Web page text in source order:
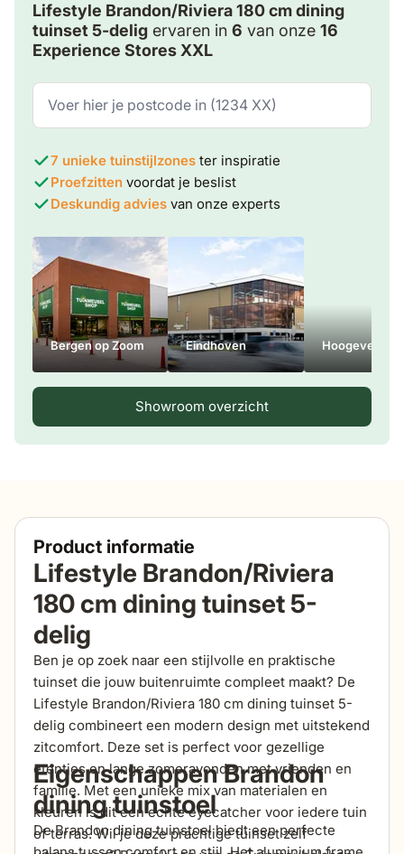
Lifestyle Brandon/Riviera 180 cm dining
tuinset 5-delig ervaren in 6 van onze 16
Experience Stores XXL
7 unieke tuinstijlzones ter inspiratie
Proefzitten voordat je beslist
Deskundig advies van onze experts
Bergen op Zoom Eindhoven Hoogeveen
Showroom overzicht
Product informatie
Lifestyle Brandon/Riviera
180 cm dining tuinset 5-
delig
Ben je op zoek naar een stijlvolle en praktische
tuinset die jouw buitenruimte compleet maakt? De
Lifestyle Brandon/Riviera 180 cm dining tuinset 5-
delig combineert een modern design met uitstekend
zitcomfort. Deze set is perfect voor gezellige
etentjes en lange zomeravonden met vrienden en
familie. Met een unieke mix van materialen en
kleuren is dit een echte eyecatcher voor iedere tuin
of terras. Wil je deze prachtige tuinset zelf
Eigenschappen Brandon
dining tuinstoel
De Brandon dining tuinstoel biedt een perfecte